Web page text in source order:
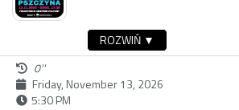
ROZWIŃ ▼
0''
Friday, November 13, 2026
5:30 PM